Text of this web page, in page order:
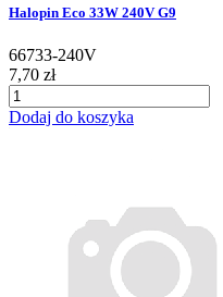
Halopin Eco 33W 240V G9
66733-240V
7,70 zł
Dodaj do koszyka